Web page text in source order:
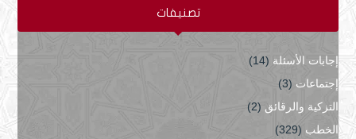
تصنيفات
إجابات الأسئلة (14)
إجتماعات (3)
التزكية والرقائق (2)
الخطب (329)